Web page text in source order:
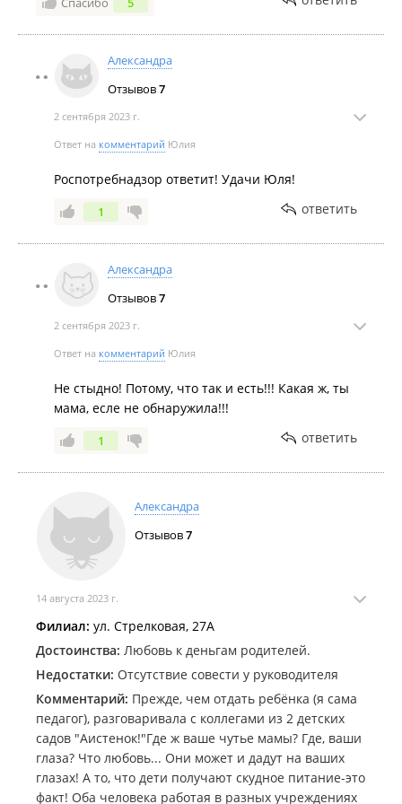
Александра
Отзывов7
2 сентября 2023 г.
Ответ на комментарий Юлия
Роспотребнадзор ответит! Удачи Юля!
1 ответить
Александра
Отзывов7
2 сентября 2023 г.
Ответ на комментарий Юлия
Не стыдно! Потому, что так и есть!!! Какая ж, ты
мама, есле не обнаружила!!!
1 ответить
Александра
Отзывов7
14 августа 2023 г.
Филиал: ул. Стрелковая, 27А
Достоинства: Любовь к деньгам родителей.
Недостатки: Отсутствие совести у руководителя
Комментарий: Прежде, чем отдать ребёнка (я сама
педагог), разговаривала с коллегами из 2 детских
садов "Аистенок!"Где ж ваше чутье мамы? Где, ваши
глаза? Что любовь... Они может и дадут на ваших
глазах! А то, что дети получают скудное питание-это
факт! Оба человека работая в разных учреждениях